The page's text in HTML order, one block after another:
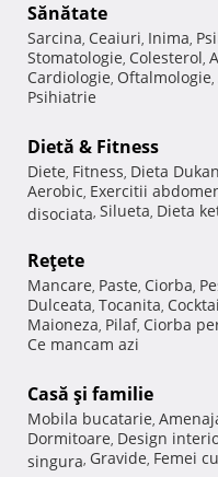
Sănătate
Sarcina, Ceaiuri, Inima,
Stomatologie, Colesterol,
Cardiologie, Oftalmologie,
Psihiatrie
Dietă & Fitness
Diete, Fitness, Dieta Dukan
Aerobic, Exercitii
disociata, Silueta, Dieta
Reţete
Mancare, Paste, Ciorba,
Dulceata, Tocanita,
Maioneza, Pilaf, Ciorba
Ce mancam azi
Casă şi familie
Mobila bucatarie,
Dormitoare, Design
singura, Gravide, Femei